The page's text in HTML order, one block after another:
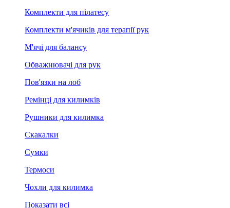
Комплекти для пілатесу
Комплекти м'ячиків для терапії рук
М'ячі для балансу
Обважнювачі для рук
Пов'язки на лоб
Ремінці для килимків
Рушники для килимка
Скакалки
Сумки
Термоси
Чохли для килимка
Показати всі